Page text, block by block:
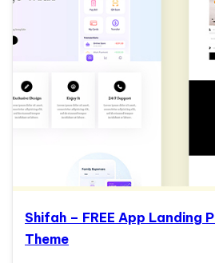
Shifah – FREE App Landing
Theme